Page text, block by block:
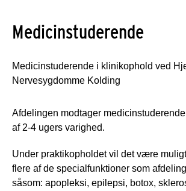
Medicinstuderende
Medicinstuderende i klinikophold ved
Nervesygdomme Kolding
Afdelingen modtager
af 2-4 ugers varighed.
Under praktikopholdet vil det være
flere af de specialfunktioner som
såsom: apopleksi, epilepsi, botox,